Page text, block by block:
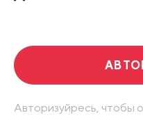
Авторизуйресь, чтобы